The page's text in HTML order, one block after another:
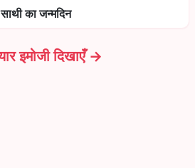
साथी का जन्मदिन
इमोजी दिखाएँ →